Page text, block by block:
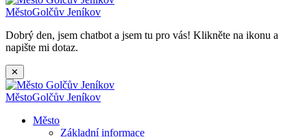
MěstoGolčův Jeníkov
Dobrý den, jsem chatbot a jsem tu pro vás! Klikněte na ikonu a
napište mi dotaz.
✕
MěstoGolčův Jeníkov
Město
Základní informace